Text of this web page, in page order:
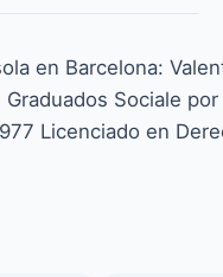
en Barcelona:
Sociale por
Licenciado en